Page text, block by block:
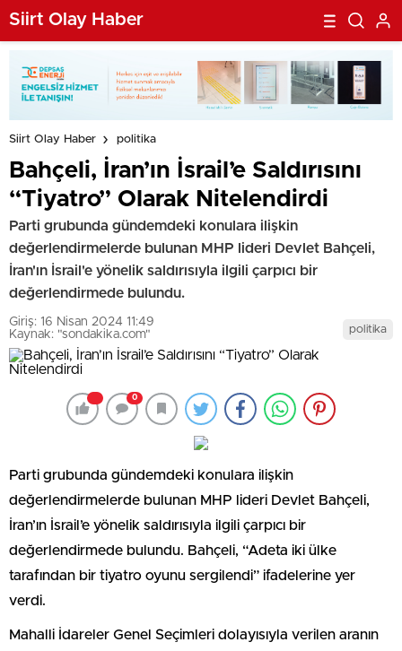
Siirt Olay Haber
Siirt Olay Haber politika
Bahçeli, İran’ın İsrail’e Saldırısını
“Tiyatro” Olarak Nitelendirdi
Parti grubunda gündemdeki konulara ilişkin
değerlendirmelerde bulunan MHP lideri Devlet Bahçeli,
İran'ın İsrail'e yönelik saldırısıyla ilgili çarpıcı bir
değerlendirmede bulundu.
Giriş: 16 Nisan 2024 11:49
Kaynak: "sondakika.com"
politika
0
Parti grubunda gündemdeki konulara ilişkin
değerlendirmelerde bulunan MHP lideri Devlet Bahçeli,
İran’ın İsrail’e yönelik saldırısıyla ilgili çarpıcı bir
değerlendirmede bulundu. Bahçeli, “Adeta iki ülke
tarafından bir tiyatro oyunu sergilendi” ifadelerine yer
verdi.
Mahalli İdareler Genel Seçimleri dolayısıyla verilen aranın